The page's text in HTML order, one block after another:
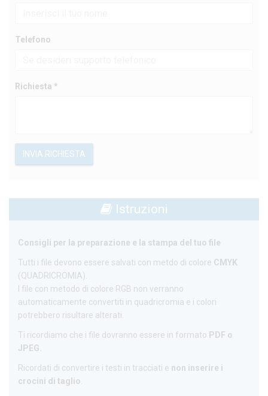
Telefono
Richiesta *
INVIA RICHIESTA
Istruzioni
Consigli per la preparazione e la stampa del tuo file
Tutti i file devono essere salvati con metdo di colore CMYK
(QUADRICROMIA).
I file con metodo di colore RGB non verranno
automaticamente convertiti in quadricromia e i colori
potrebbero risultare alterati.
Ti ricordiamo che i file dovranno essere in formato PDF o
JPEG.
Ricordati di convertire i testi in tracciati e non inserire i
crocini di taglio